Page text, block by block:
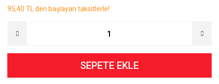
95,40 TL den başlayan taksitlerle!
SEPETE EKLE